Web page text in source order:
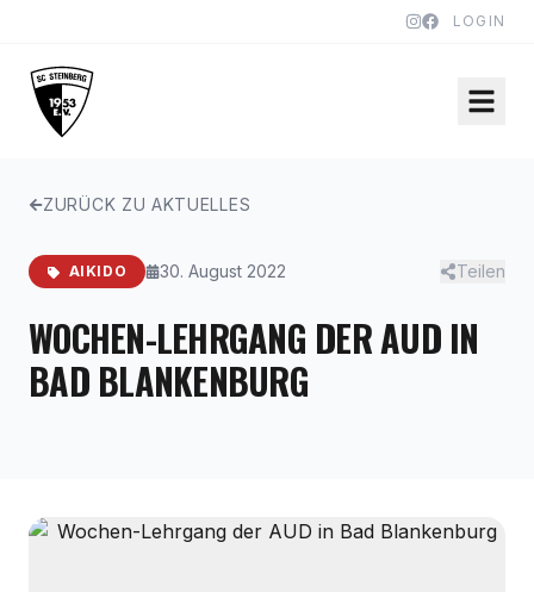
LOGIN
ZURÜCK ZU AKTUELLES
AIKIDO 30. August 2022 Teilen
WOCHEN-LEHRGANG DER AUD IN
BAD BLANKENBURG